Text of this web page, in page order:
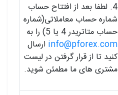
4. لطفا بعد از افتتاح حساب
شماره حساب معاملاتی(شماره
حساب متاتریدر 4 یا 5) را به
info@pforex.com ارسال
کنید تا از قرار گرفتن در لیست
مشتری های ما مطمئن شوید.